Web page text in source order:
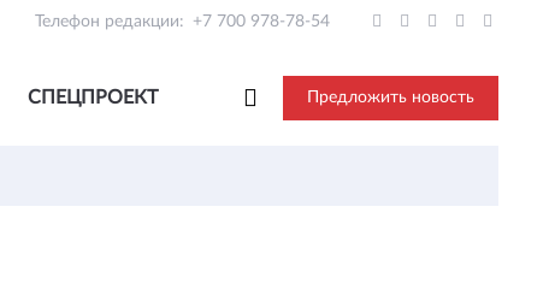
Телефон редакции: +7 700 978-78-54
СПЕЦПРОЕКТ Предложить новость